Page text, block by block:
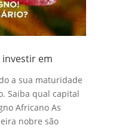
investir em
a sua maturidade
Saiba qual capital
Africano As
nobre são